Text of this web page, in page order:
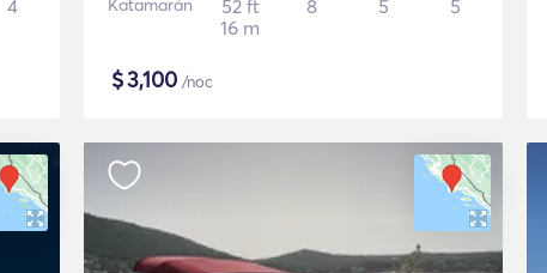
4 Katamarán
52 ft
16 m
8 5 5
$3,100 /noc